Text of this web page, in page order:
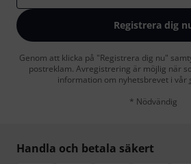
Registrera dig
Genom att klicka på "Registrera dig nu"
postreklam. Avregistrering är möjlig när
information om nyhetsbrevet i vår
* Nödvändig
Handla och betala säkert